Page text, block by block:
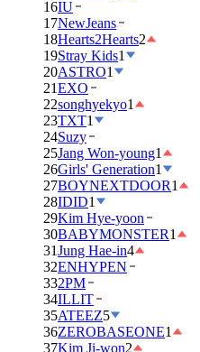
16IU
17NewJeans
18Hearts2Hearts2
19Stray Kids1
20ASTRO1
21EXO
22songhyekyo1
23TXT1
24Suzy
25Jang Won-young1
26Girls' Generation1
27BOYNEXTDOOR1
28IDID1
29Kim Hye-yoon
30BABYMONSTER1
31Jung Hae-in4
32ENHYPEN
332PM
34ILLIT
35ATEEZ5
36ZEROBASEONE1
37Kim Ji-won2